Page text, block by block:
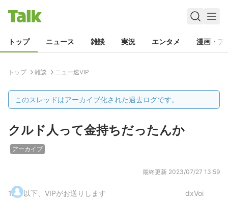
トップ ニュース 雑談 実況 エンタメ 漫画・ア
トップ 雑談 ニュー速VIP
このスレッドはアーカイブ化された過去ログです。
クルド人って金持ちだったんか
アーカイブ
最終更新 2023/07/27 13:59
1. 以下、VIPがお送りします dxVoi